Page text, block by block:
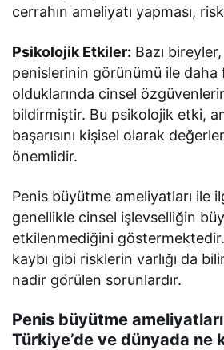
cerrahın ameliyatı yapması,
Psikolojik Etkiler: Bazı
penislerinin görünümü ile daha
olduklarında cinsel
bildirmiştir. Bu psikolojik etki,
başarısını kişisel olarak
önemlidir.
Penis büyütme ameliyatları ile
genellikle cinsel işlevselliğin
etkilenmediğini
kaybı gibi risklerin varlığı da
nadir görülen sorunlardır.
Penis büyütme
Türkiye’de ve dünyada ne